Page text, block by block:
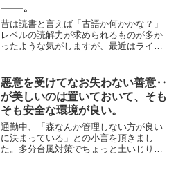
――。
昔は読書と言えば「古語か何かかな？」
レベルの読解力が求められるものが多か
ったような気がしますが、最近はライト
は何か？絵があるかないかか？かる～～
～い感じとは何か。麻雀や...
悪意を受けてなお失わない善意‥
が美しいのは置いておいて、そも
そも安全な環境が良い。
通勤中、「森なんか管理しない方が良い
に決まっている」との小言を頂きまし
た。多分台風対策でちょっと土いじりみ